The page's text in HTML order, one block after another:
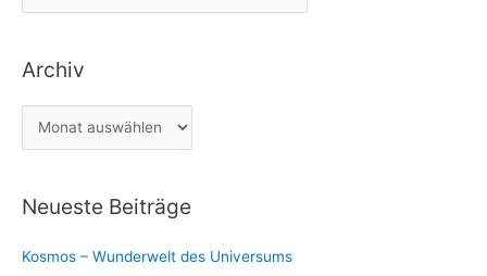
c
h
a
e
e
Archiv
r
h
v
Neueste Beiträge
Kosmos – Wunderwelt des Universums